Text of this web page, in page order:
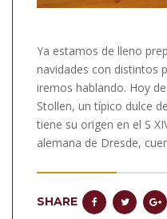
Ya estamos de lleno
navidades con distintos
iremos hablando. Hoy
Stollen, un típico dulce
tiene su origen en el S
alemana de Dresde,
SHARE